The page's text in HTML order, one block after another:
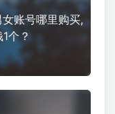
账号哪里购买,
个？